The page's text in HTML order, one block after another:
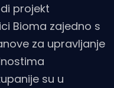
projekt
Bioma zajedno s
za upravljanje
su u